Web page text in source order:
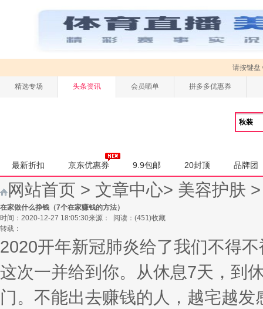
请按键盘
精选专场 头条资讯 会员晒单 拼多多优惠券
最新折扣 京东优惠券 9.9包邮 20封顶 品牌团
网站首页 > 文章中心> 美容护肤
在家做什么挣钱（7个在家赚钱的方法）
时间：2020-12-27 18:05:30来源： 阅读： (451)收藏
转载：
2020开年新冠肺炎给了我们不得
这次一并给到你。从休息7天，到
门。不能出去赚钱的人，越宅越